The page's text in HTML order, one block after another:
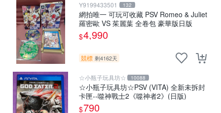
Y9199433501 132
網拍唯一 可玩可收藏 PSV Romeo & Juliet
羅密歐 VS 茱麗葉 全卷包 豪華版日版
$4,990
競標 剩4162天
☆小瓶子玩具坊☆ 10088
☆小瓶子玩具坊☆PSV (VITA) 全新未拆封
卡匣--噬神戰士2《噬神者2》(日版)
$790